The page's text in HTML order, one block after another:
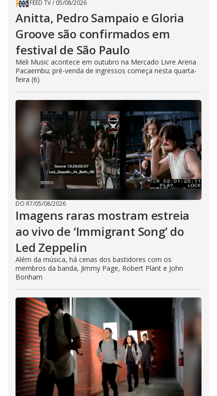
FEED TV/ 05/08/2026
Anitta, Pedro Sampaio e Gloria
Groove são confirmados em
festival de São Paulo
Meli Music acontece em outubro na Mercado Livre Arena
Pacaembu; pré-venda de ingressos começa nesta quarta-
feira (6)
DO R7/05/08/2026
Imagens raras mostram estreia
ao vivo de ‘Immigrant Song’ do
Led Zeppelin
Além da música, há cenas dos bastidores com os
membros da banda, Jimmy Page, Robert Plant e John
Bonham